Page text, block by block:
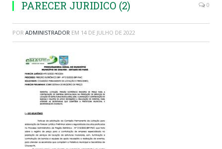
PARECER JURIDICO (2) 0
POR ADMINISTRADOR EM 14 DE JULHO DE 2022